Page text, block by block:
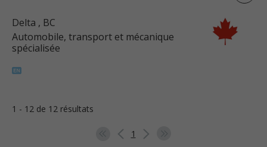
Delta , BC
Automobile, transport et mécanique
spécialisée
1 - 12 de 12 résultats
1